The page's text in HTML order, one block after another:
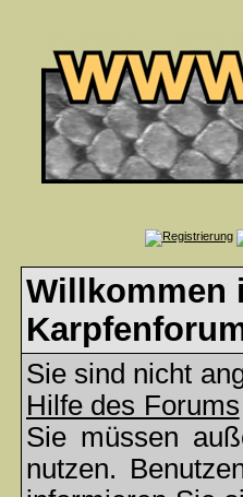
Willkommen
Sie sind nicht
Hilfe des Forums
Sie müssen
nutzen.